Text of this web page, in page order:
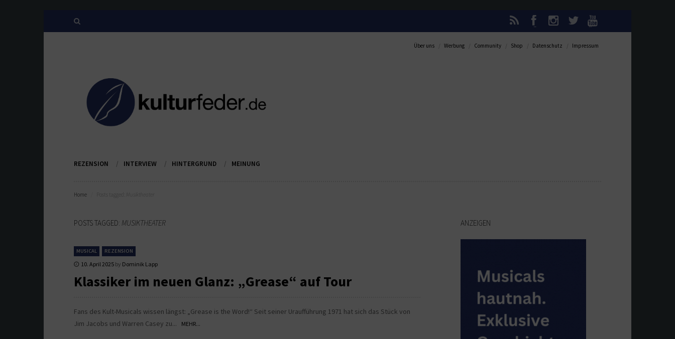
Über uns Werbung Community Shop Datenschutz Impressum
REZENSION INTERVIEW HINTERGRUND MEINUNG
Home
POSTS TAGGED: MUSIKTHEATER
MUSICAL REZENSION
10. April 2025 by Dominik Lapp
Klassiker im neuen Glanz: „Grease“ auf Tour
Fans des Kult-Musicals wissen längst: „Grease is the Word!“ Seit seiner Uraufführung 1971 hat sich das Stück von
Jim Jacobs und Warren Casey zu...
MEHR...
ANZEIGEN